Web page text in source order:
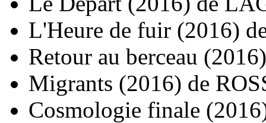
L'Heure de fuir (2016)
Retour au berceau (2016)
Migrants (2016) de
Cosmologie finale